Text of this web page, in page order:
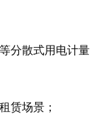
分散式用电计量
赁场景；